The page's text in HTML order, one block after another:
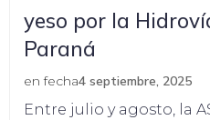
yeso por la
Paraná
en fecha4 septiembre, 2025
Entre julio y agosto, la